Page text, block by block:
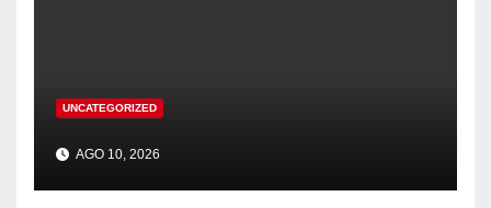
UNCATEGORIZED
AGO 10, 2026